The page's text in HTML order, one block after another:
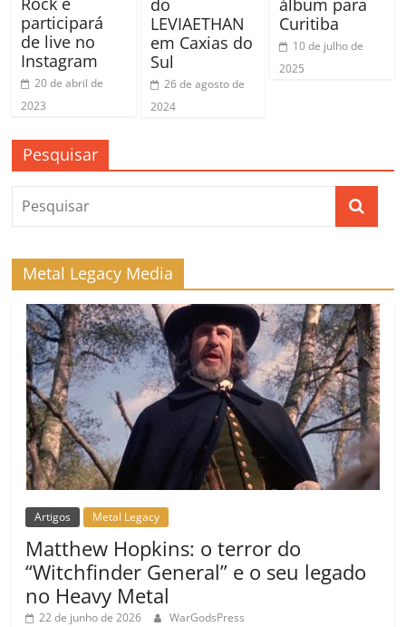
participará
de live no
Instagram
20 de abril de
2023
do
LEVIAETHAN
em Caxias do
Sul
26 de agosto de
2024
álbum para
Curitiba
10 de julho de
2025
Pesquisar
Metal Legacy Media
Artigos Metal Legacy
Matthew Hopkins: o terror do
“Witchfinder General” e o seu legado
no Heavy Metal
22 de junho de 2026 WarGodsPress